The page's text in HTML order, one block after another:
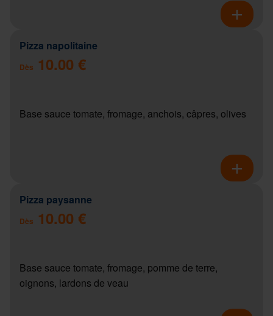
Pizza napolitaine
Dès 10.00 €
Base sauce tomate, fromage, anchois, câpres, olives
Pizza paysanne
Dès 10.00 €
Base sauce tomate, fromage, pomme de terre,
oignons, lardons de veau